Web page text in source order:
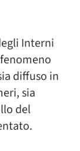
Interni
diffuso in
sia
del